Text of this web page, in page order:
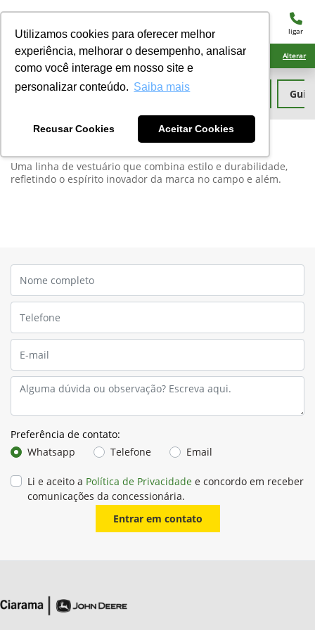
Utilizamos cookies para oferecer melhor
experiência, melhorar o desempenho, analisar
como você interage em nosso site e
personalizar conteúdo. Saiba mais
Recusar Cookies Aceitar Cookies
menu ligar
Ciarama Máquinas Naviraí Alterar
Peças
John Deere Collection
Explore a moda de qualidade da John Deere Collection.
Uma linha de vestuário que combina estilo e durabilidade,
refletindo o espírito inovador da marca no campo e além.
Preferência de contato:
Whatsapp
Telefone Email
Li e aceito a Política de Privacidade e concordo em receber
comunicações da concessionária.
Entrar em contato